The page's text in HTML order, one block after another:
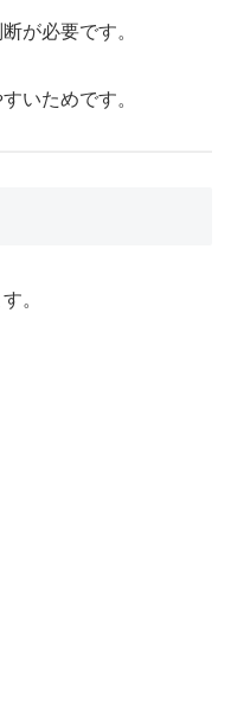
が必要です。
いためです。
。